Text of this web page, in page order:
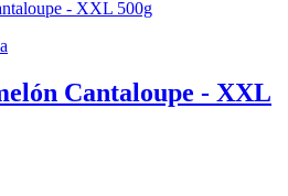
Cantaloupe - XXL